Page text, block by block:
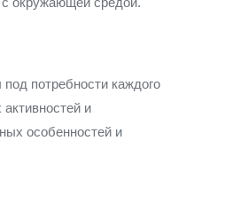
потребности каждого
и
особенностей и